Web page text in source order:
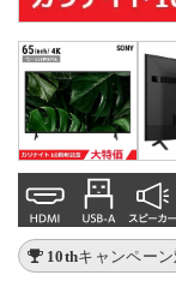
10thキャンペーン